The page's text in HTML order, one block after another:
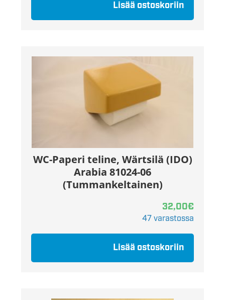
Lisää ostoskoriin
WC-Paperi teline, Wärtsilä (IDO)
Arabia 81024-06
(Tummankeltainen)
32,00€
47 varastossa
Lisää ostoskoriin